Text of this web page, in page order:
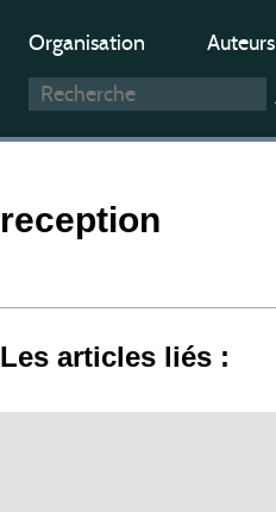
Organisation Auteurs
reception
Les articles liés :